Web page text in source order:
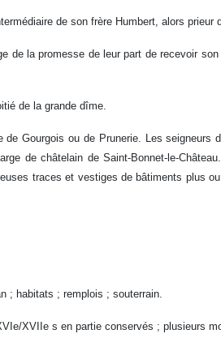
de son frère Humbert, alors prieur
de la promesse de leur part de recevoir
de la grande dîme.
Gourgois ou de Prunerie. Les seigneurs
de châtelain de Saint-Bonnet-le-
traces et vestiges de bâtiments plus
; habitats ; remplois ; souterrain.
XVIIe s en partie conservés ; plusieurs